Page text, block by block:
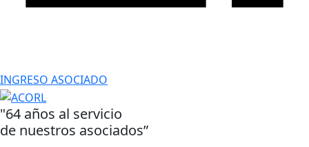
INGRESO ASOCIADO
"64 años al servicio
de nuestros asociados”